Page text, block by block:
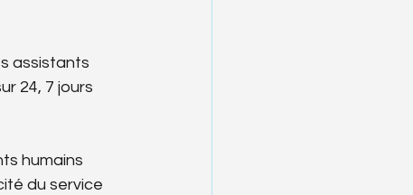
assistants
24, 7 jours
humains
du service